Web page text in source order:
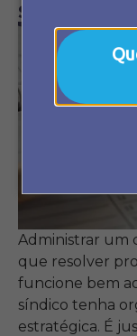
síndico
Administrar um
que resolver
funcione bem
síndico tenha
estratégica. É